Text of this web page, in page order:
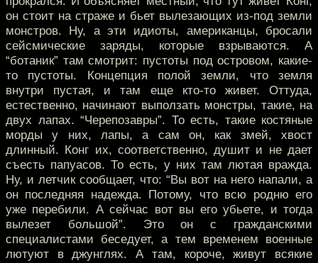
он стоит на страже и бьет вылезающих из-под земли
монстров. Ну, а эти идиоты, американцы, бросали
сейсмические заряды, которые взрываются. А
“ботаник” там смотрит: пустоты под островом, какие-
то пустоты. Концепция полой земли, что земля
внутри пустая, и там еще кто-то живет. Оттуда,
естественно, начинают выползать монстры, такие, на
двух лапах. “Черепозавры”. То есть, такие костяные
морды у них, лапы, а сам он, как змей, хвост
длинный. Конг их, соответственно, душит и не дает
съесть папуасов. То есть, у них там лютая вражда.
Ну, и летчик сообщает, что: “Вы вот на него напали, а
он последняя надежда. Потому, что всю родню его
уже перебили. А сейчас вот вы его убьете, и тогда
вылезет большой”. Это он с гражданскими
специалистами беседует, а тем временем военные
лютуют в джунглях. А там, короче, живут всякие